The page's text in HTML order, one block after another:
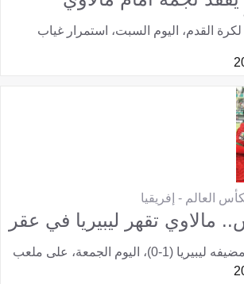
لكرة القدم، اليوم السبت، استمرار غياب
العالم - إفريقيا
مالاوي تقهر ليبيريا في عقر
اليوم الجمعة، على ملعب